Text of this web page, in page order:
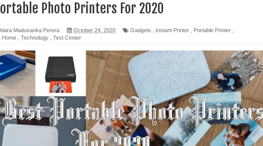
පෙළ
- මතක අලුතින් ලියන්න ගීතයේ පද පෙළ
පද පෙළ
ගීතයේ පද පෙළ
පෙළ
පද පෙළ
ගීතයේ පද පෙළ
Photo Printers For 2020
Madusanka Perera October 24, 2020 Gadgets Instant Printer Portable Printer
Home Technology Test Center